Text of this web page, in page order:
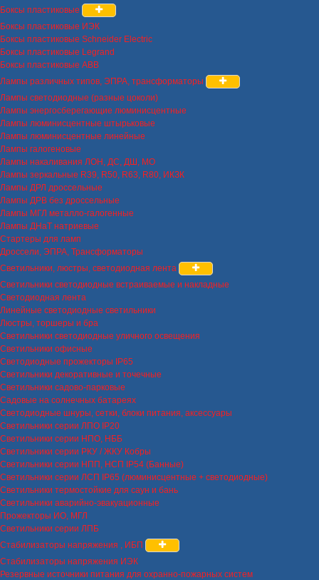
Боксы пластиковые
Боксы пластиковые ИЭК
Боксы пластиковые Schneider Electric
Боксы пластиковые Legrand
Боксы пластиковые ABB
Лампы различных типов, ЭПРА, трансформаторы
Лампы светодиодные (разные цоколи)
Лампы энергосберегающие люминисцентные
Лампы люминисцентные штырьковые
Лампы люминисцентные линейные
Лампы галогеновые
Лампы накаливания ЛОН, ДС, ДШ, МО
Лампы зеркальные R39, R50, R63, R80, ИКЗК
Лампы ДРЛ дроссельные
Лампы ДРВ без дроссельные
Лампы МГЛ металло-галогенные
Лампы ДНаТ натриевые
Стартеры для ламп
Дроссели, ЭПРА, Трансформаторы
Светильники, люстры, светодиодная лента
Светильники светодиодные встраиваемые и накладные
Светодиодная лента
Линейные светодиодные светильники
Люстры, торшеры и бра
Светильники светодиодные уличного освещения
Светильники офисные
Светодиодные прожекторы IP65
Светильники декоративные и точечные
Светильники садово-парковые
Садовые на солнечных батареях
Светодиодные шнуры, сетки, блоки питания, аксессуары
Светильники серии ЛПО IP20
Светильники серии НПО, НББ
Светильники серии РКУ / ЖКУ Кобры
Светильники серии НПП, НСП IP54 (Банные)
Светильники серии ЛСП IP65 (люминисцентные + светодиодные)
Светильники термостойкие для саун и бань
Светильники аварийно-эвакуационные
Прожекторы ИО, МГЛ
Светильники серии ЛПБ
Стабилизаторы напряжения , ИБП
Стабилизаторы напряжения ИЭК
Резервные источники питания для охранно-пожарных систем